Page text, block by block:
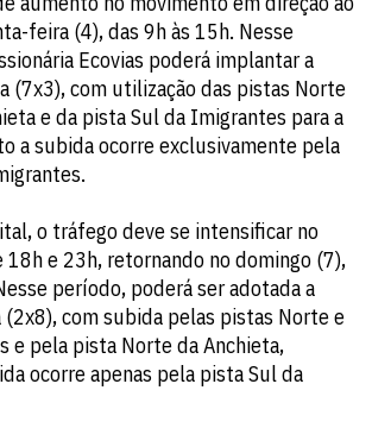
feira (4), das 9h às 15h. Nesse
Ecovias poderá implantar a
(7x3), com utilização das pistas Norte
e da pista Sul da Imigrantes para a
a subida ocorre exclusivamente pela
o tráfego deve se intensificar no
18h e 23h, retornando no domingo (7),
período, poderá ser adotada a
(2x8), com subida pelas pistas Norte e
e pela pista Norte da Anchieta,
ocorre apenas pela pista Sul da